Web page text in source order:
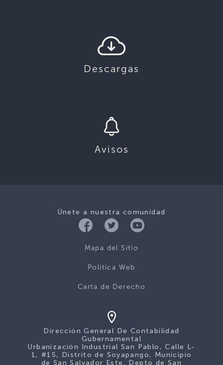
Descargas
Avisos
Únete a nuestra comunidad
Mapa del Sitio
Politica Web
Carta de Derecho
Dirección General De Contabilidad
Gubernamental
Urbanización Industrial San Pablo, Calle L-
1, #15, Distrito de Soyapango, Municipio
de San Salvador Este, Depto de San